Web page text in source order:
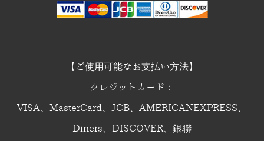
【ご使用可能なお支払い方法】
クレジットカード：
VISA、MasterCard、JCB、AMERICANEXPRESS、
Diners、DISCOVER、銀聯